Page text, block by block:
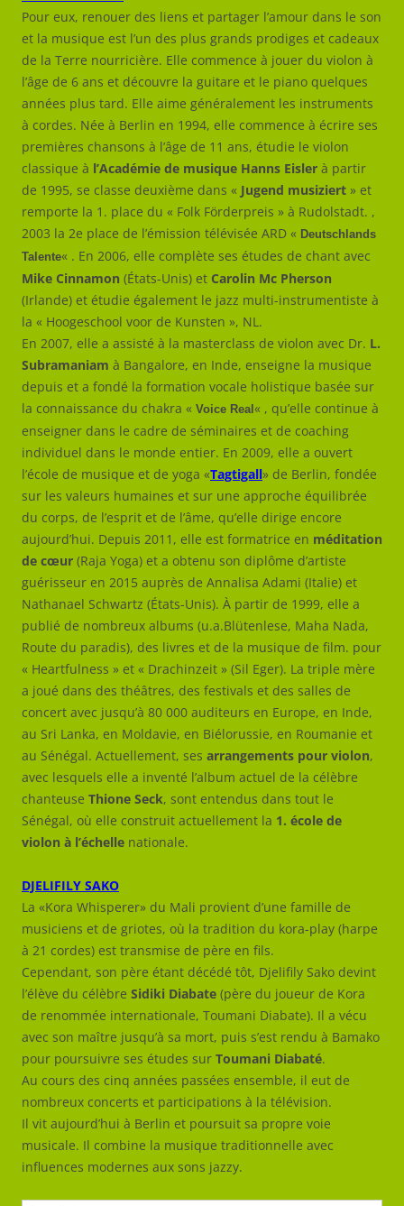
Pour eux, renouer des liens et partager l’amour dans le son
et la musique est l’un des plus grands prodiges et cadeaux
de la Terre nourricière. Elle commence à jouer du violon à
l’âge de 6 ans et découvre la guitare et le piano quelques
années plus tard. Elle aime généralement les instruments
à cordes. Née à Berlin en 1994, elle commence à écrire ses
premières chansons à l’âge de 11 ans, étudie le violon
classique à l’Académie de musique Hanns Eisler à partir
de 1995, se classe deuxième dans « Jugend musiziert » et
remporte la 1. place du « Folk Förderpreis » à Rudolstadt. ,
2003 la 2e place de l’émission télévisée ARD « Deutschlands
Talente« . En 2006, elle complète ses études de chant avec
Mike Cinnamon (États-Unis) et Carolin Mc Pherson
(Irlande) et étudie également le jazz multi-instrumentiste à
la « Hoogeschool voor de Kunsten », NL.
En 2007, elle a assisté à la masterclass de violon avec Dr. L.
Subramaniam à Bangalore, en Inde, enseigne la musique
depuis et a fondé la formation vocale holistique basée sur
la connaissance du chakra « Voice Real « , qu’elle continue à
enseigner dans le cadre de séminaires et de coaching
individuel dans le monde entier. En 2009, elle a ouvert
l’école de musique et de yoga «Tagtigall» de Berlin, fondée
sur les valeurs humaines et sur une approche équilibrée
du corps, de l’esprit et de l’âme, qu’elle dirige encore
aujourd’hui. Depuis 2011, elle est formatrice en méditation
de cœur (Raja Yoga) et a obtenu son diplôme d’artiste
guérisseur en 2015 auprès de Annalisa Adami (Italie) et
Nathanael Schwartz (États-Unis). À partir de 1999, elle a
publié de nombreux albums (u.a.Blütenlese, Maha Nada,
Route du paradis), des livres et de la musique de film. pour
« Heartfulness » et « Drachinzeit » (Sil Eger). La triple mère
a joué dans des théâtres, des festivals et des salles de
concert avec jusqu’à 80 000 auditeurs en Europe, en Inde,
au Sri Lanka, en Moldavie, en Biélorussie, en Roumanie et
au Sénégal. Actuellement, ses arrangements pour violon,
avec lesquels elle a inventé l’album actuel de la célèbre
chanteuse Thione Seck, sont entendus dans tout le
Sénégal, où elle construit actuellement la 1. école de
violon à l’échelle nationale.
DJELIFILY SAKO
La «Kora Whisperer» du Mali provient d’une famille de
musiciens et de griotes, où la tradition du kora-play (harpe
à 21 cordes) est transmise de père en fils.
Cependant, son père étant décédé tôt, Djelifily Sako devint
l’élève du célèbre Sidiki Diabate (père du joueur de Kora
de renommée internationale, Toumani Diabate). Il a vécu
avec son maître jusqu’à sa mort, puis s’est rendu à Bamako
pour poursuivre ses études sur Toumani Diabaté.
Au cours des cinq années passées ensemble, il eut de
nombreux concerts et participations à la télévision.
Il vit aujourd’hui à Berlin et poursuit sa propre voie
musicale. Il combine la musique traditionnelle avec
influences modernes aux sons jazzy.